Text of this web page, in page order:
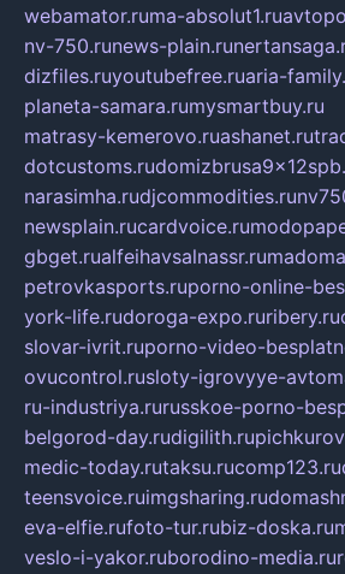
webamator.ruma-absolut1.ru
nv-750.runews-plain.ru
dizfiles.ruyoutubefree.ruaria-
planeta-samara.rumysmartbuy.ru
matrasy-kemerovo.ruashanet.ru
dotcustoms.ru
narasimha.rudjcommodities.ru
newsplain.rucardvoice.ru
gbget.rualfeihavsalnassr.ru
petrovkasports.ruporno-online-
york-life.rudoroga-expo.ruribery.ru
slovar-ivrit.ruporno-video-
ovucontrol.rusloty-igrovyye-
ru-industriya.rurusskoe-porno-
belgorod-day.rudigilith.ru
medic-today.rutaksu.rucomp123.ru
teensvoice.ruimgsharing.ru
eva-elfie.rufoto-tur.rubiz-doska.ru
veslo-i-yakor.ruborodino-media.ru